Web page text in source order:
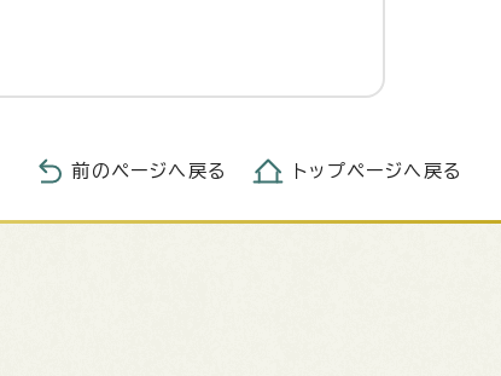
前のページへ戻る トップページへ戻る